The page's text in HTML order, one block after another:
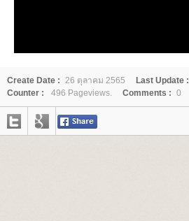
Create Date : 26 ตุลาคม 2565 Last Update :
Counter :
496 Pageviews. Comments : 0